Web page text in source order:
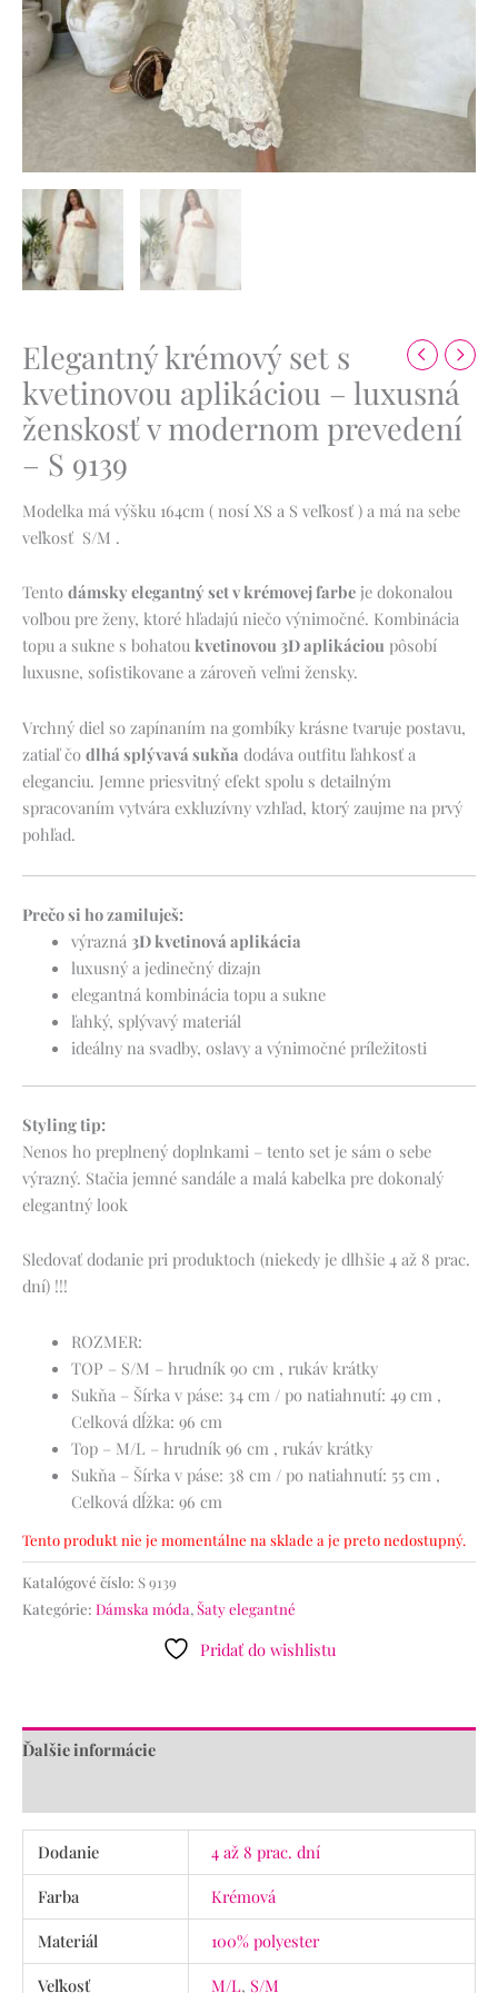
Elegantný krémový set s
kvetinovou aplikáciou – luxusná
ženskosť v modernom prevedení
– S 9139
Modelka má výšku 164cm ( nosí XS a S veľkosť ) a má na sebe
veľkosť S/M .
Tento dámsky elegantný set v krémovej farbe je dokonalou
voľbou pre ženy, ktoré hľadajú niečo výnimočné. Kombinácia
topu a sukne s bohatou kvetinovou 3D aplikáciou pôsobí
luxusne, sofistikovane a zároveň veľmi žensky.
Vrchný diel so zapínaním na gombíky krásne tvaruje postavu,
zatiaľ čo dlhá splývavá sukňa dodáva outfitu ľahkosť a
eleganciu. Jemne priesvitný efekt spolu s detailným
spracovaním vytvára exkluzívny vzhľad, ktorý zaujme na prvý
pohľad.
Prečo si ho zamiluješ:
výrazná 3D kvetinová aplikácia
luxusný a jedinečný dizajn
elegantná kombinácia topu a sukne
ľahký, splývavý materiál
ideálny na svadby, oslavy a výnimočné príležitosti
Styling tip:
Nenos ho preplnený doplnkami – tento set je sám o sebe
výrazný. Stačia jemné sandále a malá kabelka pre dokonalý
elegantný look
Sledovať dodanie pri produktoch (niekedy je dlhšie 4 až 8 prac.
dní) !!!
ROZMER:
TOP – S/M – hrudník 90 cm , rukáv krátky
Sukňa – Šírka v páse: 34 cm / po natiahnutí: 49 cm ,
Celková dĺžka: 96 cm
Top – M/L – hrudník 96 cm , rukáv krátky
Sukňa – Šírka v páse: 38 cm / po natiahnutí: 55 cm ,
Celková dĺžka: 96 cm
Tento produkt nie je momentálne na sklade a je preto nedostupný.
Katalógové číslo: S 9139
Kategórie: Dámska móda,Šaty elegantné
Pridať do wishlistu
Ďalšie informácie
Dodanie
4 až 8 prac. dní
Farba
Krémová
Materiál
100% polyester
Veľkosť
M/L, S/M